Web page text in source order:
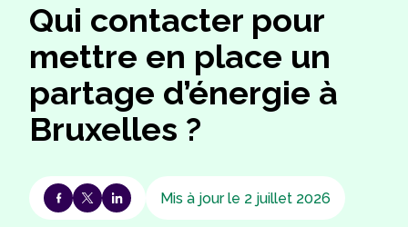
Qui contacter pour
mettre en place un
partage d’énergie à
Bruxelles ?
Mis à jour le 2 juillet 2026